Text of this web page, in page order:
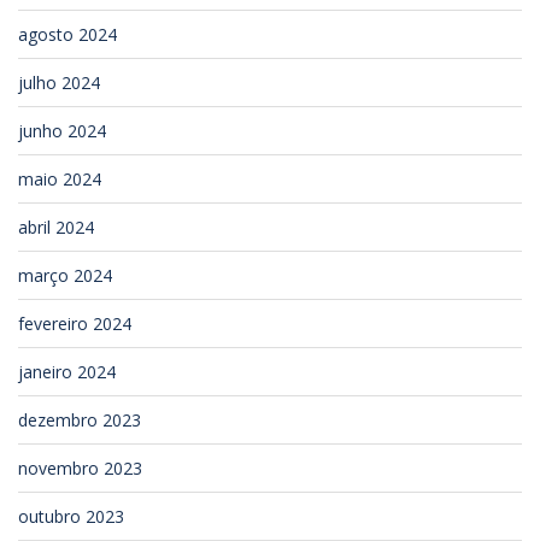
agosto 2024
julho 2024
junho 2024
maio 2024
abril 2024
março 2024
fevereiro 2024
janeiro 2024
dezembro 2023
novembro 2023
outubro 2023